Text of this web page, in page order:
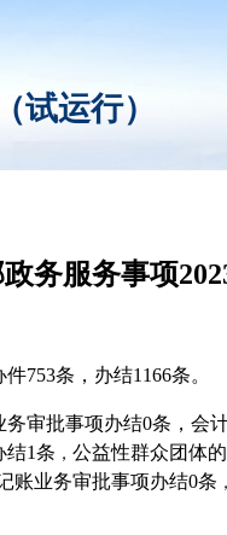
试运行）
务服务事项
753条，办结1166条。
审批事项办结0条，会
结1条 ， 公益性群众团体
账业务审批事项办结0条 ，